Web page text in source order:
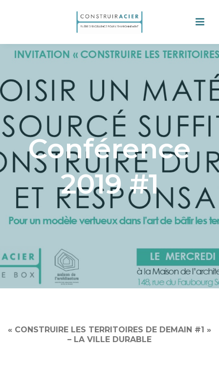
Conférence
2019 #1
« CONSTRUIRE LES TERRITOIRES DE DEMAIN #1 »
– LA VILLE DURABLE